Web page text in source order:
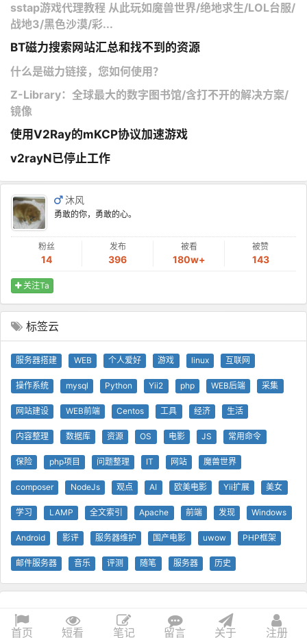
sstap游戏代理教程 从此玩如魔兽世界/绝地求生/LOL台服/
战地3/黑色沙漠/彩...
BT磁力搜索网站汇总和找不到的资源
什么是磁力链接，您如何使用？
Z-Library：全球最大的数字图书馆/含打不开的解决方案/
镜像
使用V2Ray的mKCP协议加速游戏
v2rayN已停止工作
沐风
勇敢的你，勇敢的心。
粉丝
14
发布
396
被看
180w+
被赞
143
关注Ta
标签云
服务器搭建 WEB 个人爱好 游戏 linux 互联网
操作系统 mysql Python Yii2 php WEB后端 采集
网站建设 WEB前端 Centos 工具 经济 生活
内容整理 数据库 资源 OS 电影 JS 常用命令
保险 php项目 问题整理 IT 网站 魔兽世界
composer NodeJs 观点 AI 欧美电影 Yii扩展 美女
学习 LAMP 全文索引 Apache 前端 发现 Windows
Android 影评 服务器维护 国产电影 uwow PHP框架
邮件服务器 音乐 评测 随笔 服务器 历史
© 查问我看 - 查问网 0.26s 1 GB 技术支持
Yii 框架
首页
短看 笔记 留言 关于 注册